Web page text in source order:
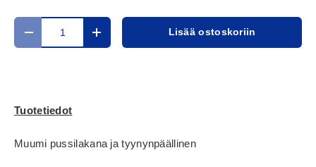
Määrä
Translation missing: fi.cart.items.decrease_quantity
Translation missing:Lisää ostoskoriin
Tuotetiedot
Muumi pussilakana ja tyynynpäällinen